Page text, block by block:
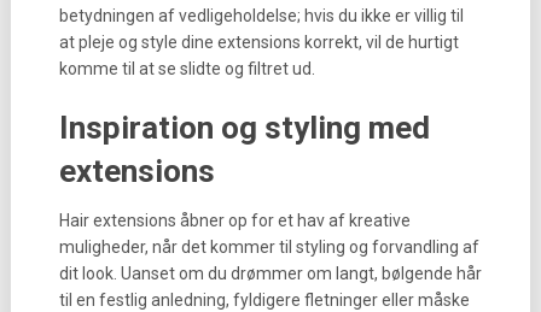
betydningen af vedligeholdelse; hvis du ikke er villig til
at pleje og style dine extensions korrekt, vil de hurtigt
komme til at se slidte og filtret ud.
Inspiration og styling med
extensions
Hair extensions åbner op for et hav af kreative
muligheder, når det kommer til styling og forvandling af
dit look. Uanset om du drømmer om langt, bølgende hår
til en festlig anledning, fyldigere fletninger eller måske